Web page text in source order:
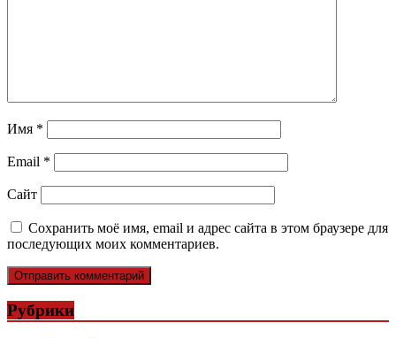
Имя *
Email *
Сайт
Сохранить моё имя, email и адрес сайта в этом браузере для
последующих моих комментариев.
Рубрики